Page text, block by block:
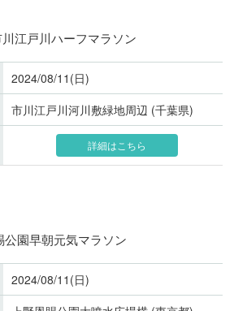
江戸川ハーフマラソン
2024/08/11(日)
市川江戸川河川敷緑地周辺 (千葉県)
詳細はこちら
園早朝元気マラソン
2024/08/11(日)